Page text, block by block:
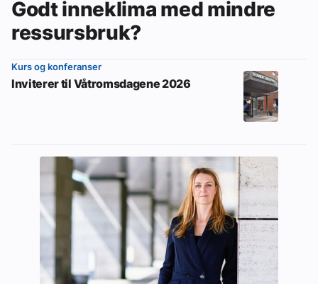
Godt inneklima med mindre
ressursbruk?
Kurs og konferanser
Inviterer til Våtromsdagene 2026